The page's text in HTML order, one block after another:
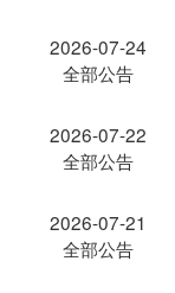
2026-07-24
全部公告
2026-07-22
全部公告
2026-07-21
全部公告